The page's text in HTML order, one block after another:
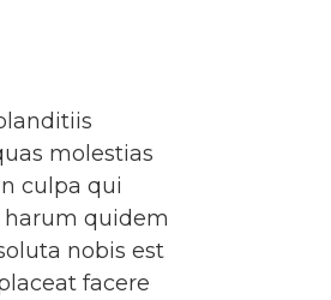
molestias
culpa qui
quidem
nobis est
facere